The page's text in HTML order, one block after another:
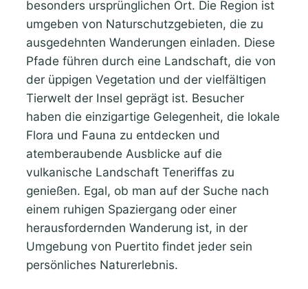
besonders ursprünglichen Ort. Die Region ist
umgeben von Naturschutzgebieten, die zu
ausgedehnten Wanderungen einladen. Diese
Pfade führen durch eine Landschaft, die von
der üppigen Vegetation und der vielfältigen
Tierwelt der Insel geprägt ist. Besucher
haben die einzigartige Gelegenheit, die lokale
Flora und Fauna zu entdecken und
atemberaubende Ausblicke auf die
vulkanische Landschaft Teneriffas zu
genießen. Egal, ob man auf der Suche nach
einem ruhigen Spaziergang oder einer
herausfordernden Wanderung ist, in der
Umgebung von Puertito findet jeder sein
persönliches Naturerlebnis.